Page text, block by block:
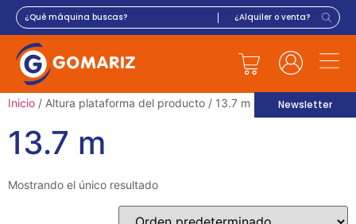
Newsletter
Inicio / Altura plataforma del producto / 13.7 m
13.7 m
Mostrando el único resultado